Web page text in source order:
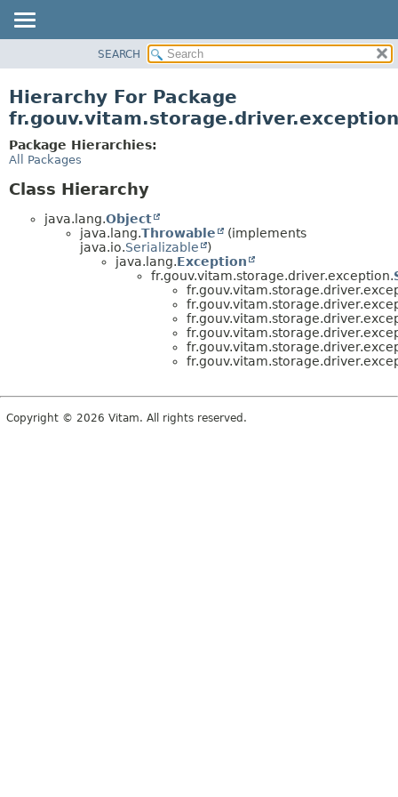
CLASS
TREE
DEPRECATED
SEARCH
Hierarchy For Package
fr.gouv.vitam.storage.driver.exception
Package Hierarchies:
All Packages
Class Hierarchy
java.lang.Object
java.lang.Throwable
(implements
java.io.Serializable
)
java.lang.Exception
fr.gouv.vitam.storage.driver.exception.
Copyright © 2026 Vitam. All rights reserved.